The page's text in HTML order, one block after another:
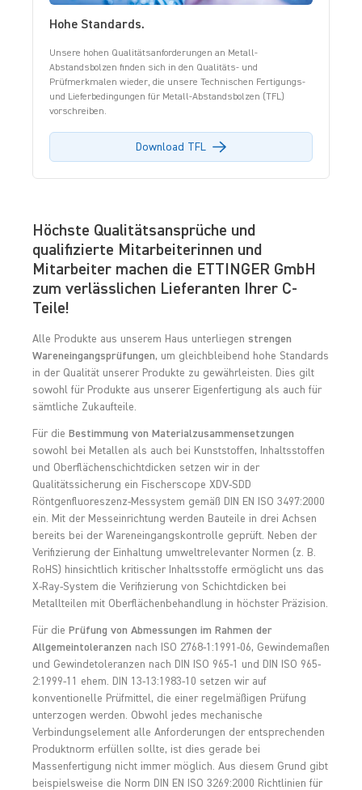
Hohe Standards.
Unsere hohen Qualitätsanforderungen an Metall-
Abstandsbolzen finden sich in den Qualitäts- und
Prüfmerkmalen wieder, die unsere Technischen Fertigungs-
und Lieferbedingungen für Metall-Abstandsbolzen (TFL)
vorschreiben.
Download TFL
Höchste Qualitätsansprüche und
qualifizierte Mitarbeiterinnen und
Mitarbeiter machen die ETTINGER GmbH
zum verlässlichen Lieferanten Ihrer C-
Teile!
Alle Produkte aus unserem Haus unterliegen strengen
Wareneingangsprüfungen, um gleichbleibend hohe Standards
in der Qualität unserer Produkte zu gewährleisten. Dies gilt
sowohl für Produkte aus unserer Eigenfertigung als auch für
sämtliche Zukaufteile.
Für die Bestimmung von Materialzusammensetzungen
sowohl bei Metallen als auch bei Kunststoffen, Inhaltsstoffen
und Oberflächenschichtdicken setzen wir in der
Qualitätssicherung ein Fischerscope XDV-SDD
Röntgenfluoreszenz-Messystem gemäß DIN EN ISO 3497:2000
ein. Mit der Messeinrichtung werden Bauteile in drei Achsen
bereits bei der Wareneingangskontrolle geprüft. Neben der
Verifizierung der Einhaltung umweltrelevanter Normen (z. B.
RoHS) hinsichtlich kritischer Inhaltsstoffe ermöglicht uns das
X-Ray-System die Verifizierung von Schichtdicken bei
Metallteilen mit Oberflächenbehandlung in höchster Präzision.
Für die Prüfung von Abmessungen im Rahmen der
Allgemeintoleranzen nach ISO 2768-1:1991-06, Gewindemaßen
und Gewindetoleranzen nach DIN ISO 965-1 und DIN ISO 965-
2:1999-11 ehem. DIN 13-13:1983-10 setzen wir auf
konventionelle Prüfmittel, die einer regelmäßigen Prüfung
unterzogen werden. Obwohl jedes mechanische
Verbindungselement alle Anforderungen der entsprechenden
Produktnorm erfüllen sollte, ist dies gerade bei
Massenfertigung nicht immer möglich. Aus diesem Grund gibt
beispielsweise die Norm DIN EN ISO 3269:2000 Richtlinien für